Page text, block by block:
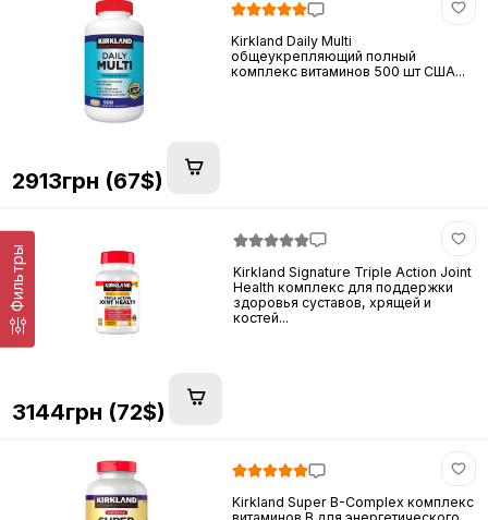
Фильтры
Kirkland Daily Multi
общеукрепляющий полный
комплекс витаминов 500 шт США...
2913грн (67$)
Kirkland Signature Triple Action Joint
Health комплекс для поддержки
здоровья суставов, хрящей и
костей...
3144грн (72$)
Kirkland Super B-Complex комплекс